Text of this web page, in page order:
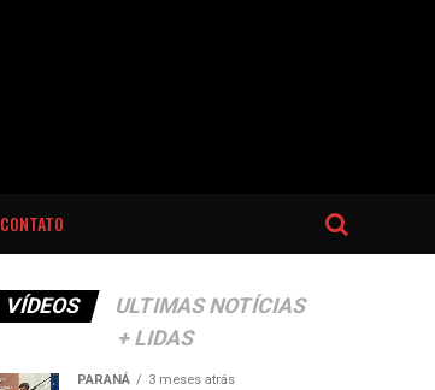
CONTATO
VÍDEOS
ULTIMAS NOTÍCIAS
+ LIDAS
PARANÁ 3 meses atrás